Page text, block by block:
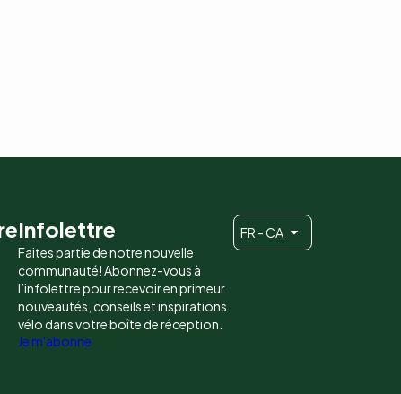
Infolettre
Faites partie de notre nouvelle
communauté! Abonnez-vous à
l’infolettre pour recevoir en primeur
nouveautés, conseils et inspirations
vélo dans votre boîte de réception.
Je m'abonne
FR - CA